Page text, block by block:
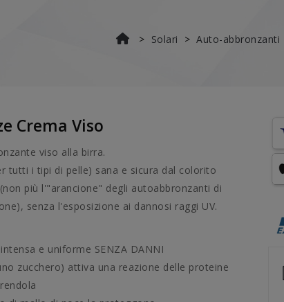
Solari Auto-abbronzanti
Crema Viso
viso alla birra.
tutti i tipi di pelle) sana e sicura dal colorito
più l'"arancione" degli autoabbronzanti di
senza l'esposizione ai dannosi raggi UV.
e uniforme SENZA DANNI
zucchero) attiva una reazione delle proteine